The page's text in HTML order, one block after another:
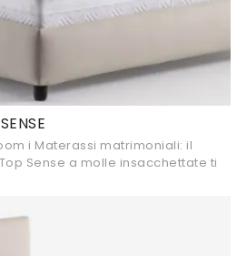
i Materassi matrimoniali: il
Sense a molle insacchettate ti